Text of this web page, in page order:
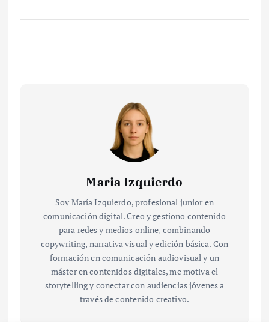
Maria Izquierdo
Soy María Izquierdo, profesional junior en
comunicación digital. Creo y gestiono contenido
para redes y medios online, combinando
copywriting, narrativa visual y edición básica. Con
formación en comunicación audiovisual y un
máster en contenidos digitales, me motiva el
storytelling y conectar con audiencias jóvenes a
través de contenido creativo.